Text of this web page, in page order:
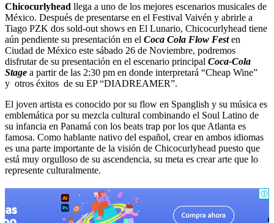
Chicocurlyhead llega a uno de los mejores escenarios musicales de
México. Después de presentarse en el Festival Vaivén y abrirle a
Tiago PZK dos sold-out shows en El Lunario, Chicocurlyhead tiene
aún pendiente su presentación en el Coca Cola Flow Festen
Ciudad de México este sábado 26 de Noviembre, podremos
disfrutar de su presentación en el escenario principal Coca-Cola
Stage a partir de las 2:30 pm en donde interpretará “Cheap Wine”
y otros éxitos de su EP “DIADREAMER”.
El joven artista es conocido por su flow en Spanglish y su música es
emblemática por su mezcla cultural combinando el Soul Latino de
su infancia en Panamá con los beats trap por los que Atlanta es
famosa. Como hablante nativo del español, crear en ambos idiomas
es una parte importante de la visión de Chicocurlyhead puesto que
está muy orgulloso de su ascendencia, su meta es crear arte que lo
represente culturalmente.